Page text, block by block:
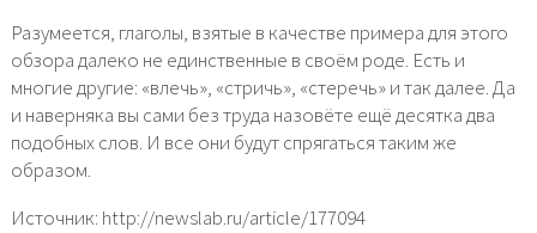
Разумеется, глаголы, взятые в качестве примера для этого
обзора далеко не единственные в своём роде. Есть и
многие другие: «влечь», «стричь», «стеречь» и так далее. Да
и наверняка вы сами без труда назовёте ещё десятка два
подобных слов. И все они будут спрягаться таким же
образом.
Источник: http://newslab.ru/article/177094